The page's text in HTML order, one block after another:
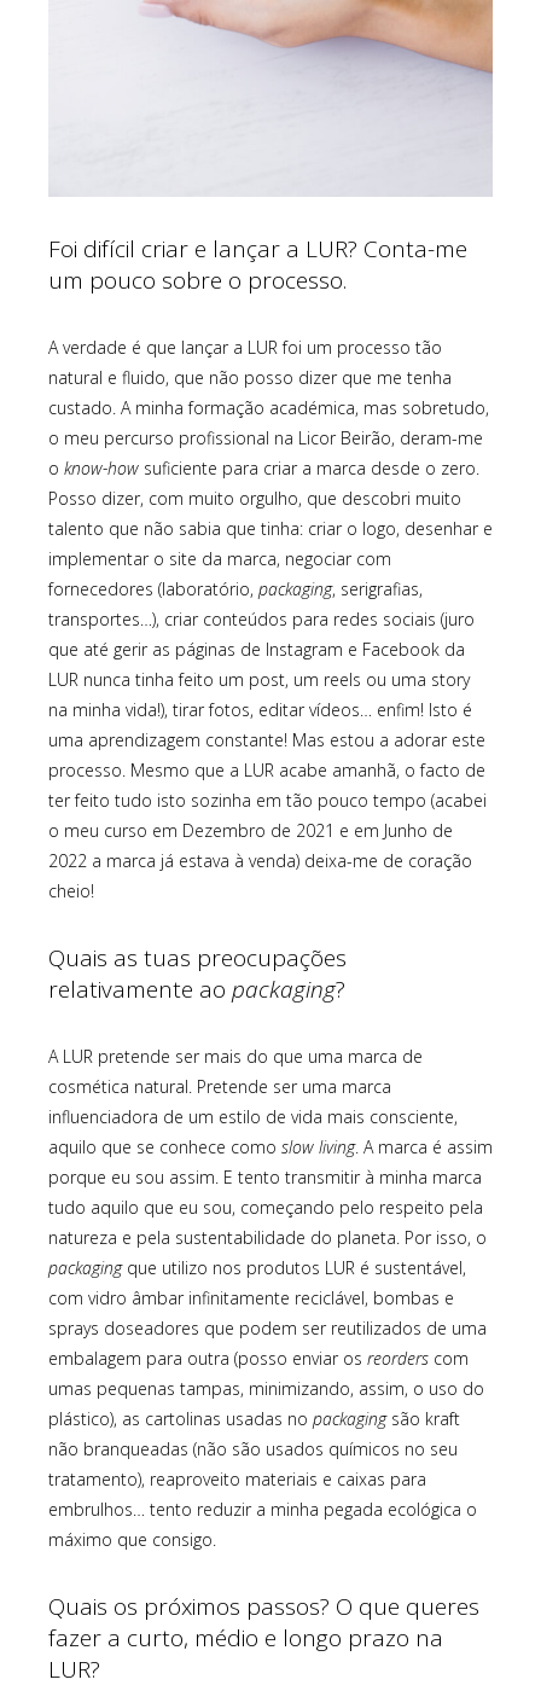
Foi difícil criar e lançar a LUR? Conta-me
um pouco sobre o processo.
A verdade é que lançar a LUR foi um processo tão
natural e fluido, que não posso dizer que me tenha
custado. A minha formação académica, mas sobretudo,
o meu percurso profissional na Licor Beirão, deram-me
o know-how suficiente para criar a marca desde o zero.
Posso dizer, com muito orgulho, que descobri muito
talento que não sabia que tinha: criar o logo, desenhar e
implementar o site da marca, negociar com
fornecedores (laboratório, packaging, serigrafias,
transportes…), criar conteúdos para redes sociais (juro
que até gerir as páginas de Instagram e Facebook da
LUR nunca tinha feito um post, um reels ou uma story
na minha vida!), tirar fotos, editar vídeos… enfim! Isto é
uma aprendizagem constante! Mas estou a adorar este
processo. Mesmo que a LUR acabe amanhã, o facto de
ter feito tudo isto sozinha em tão pouco tempo (acabei
o meu curso em Dezembro de 2021 e em Junho de
2022 a marca já estava à venda) deixa-me de coração
cheio!
Quais as tuas preocupações
relativamente ao packaging?
A LUR pretende ser mais do que uma marca de
cosmética natural. Pretende ser uma marca
influenciadora de um estilo de vida mais consciente,
aquilo que se conhece como slow living. A marca é assim
porque eu sou assim. E tento transmitir à minha marca
tudo aquilo que eu sou, começando pelo respeito pela
natureza e pela sustentabilidade do planeta. Por isso, o
packagingque utilizo nos produtos LUR é sustentável,
com vidro âmbar infinitamente reciclável, bombas e
sprays doseadores que podem ser reutilizados de uma
embalagem para outra (posso enviar os reorders com
umas pequenas tampas, minimizando, assim, o uso do
plástico), as cartolinas usadas no packagingsão kraft
não branqueadas (não são usados químicos no seu
tratamento), reaproveito materiais e caixas para
embrulhos… tento reduzir a minha pegada ecológica o
máximo que consigo.
Quais os próximos passos? O que queres
fazer a curto, médio e longo prazo na
LUR?